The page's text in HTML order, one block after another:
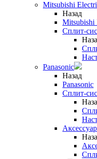
Mitsubishi
Назад
Mitsubishi
Сплит-
Panasonic
Назад
Panasonic
Сплит-